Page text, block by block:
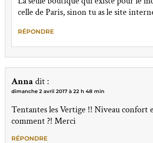
celle de Paris, sinon tu as le site
RÉPONDRE
Anna dit :
dimanche 2 avril 2017 à 22 h 48 min
Tentantes les Vertige !! Niveau confort
comment ?! Merci
RÉPONDRE